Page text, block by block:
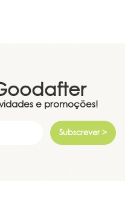
e promoções!
Subscrever >